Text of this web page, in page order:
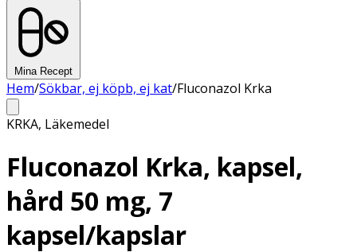
Mina Recept
Hem/Sökbar, ej köpb, ej kat/Fluconazol Krka
KRKA, Läkemedel
Fluconazol Krka, kapsel,
hård 50 mg, 7
kapsel/kapslar